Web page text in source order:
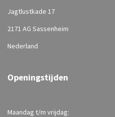
Jagtlustkade 17
2171 AG Sassenheim
Nederland
Openingstijden
Maandag t/m vrijdag: